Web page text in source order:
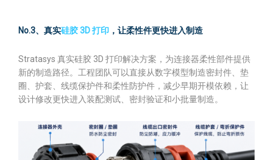
No.3、真实硅胶 3D 打印 ，让柔性件更快进入制造
Stratasys 真实硅胶 3D 打印解决方案，为连接器柔性部件提供
新的制造路径。工程团队可以直接从数字模型制造密封件、垫
圈、护套、线缆保护件和柔性防护件，减少早期开模依赖，让
设计修改更快进入装配测试、密封验证和小批量制造。